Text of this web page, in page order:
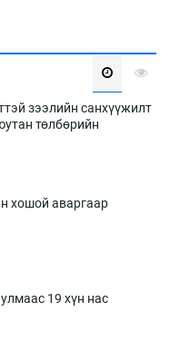
зээлийн санхүүжилт
төлбөрийн
хошой аваргаар
19 хүн нас